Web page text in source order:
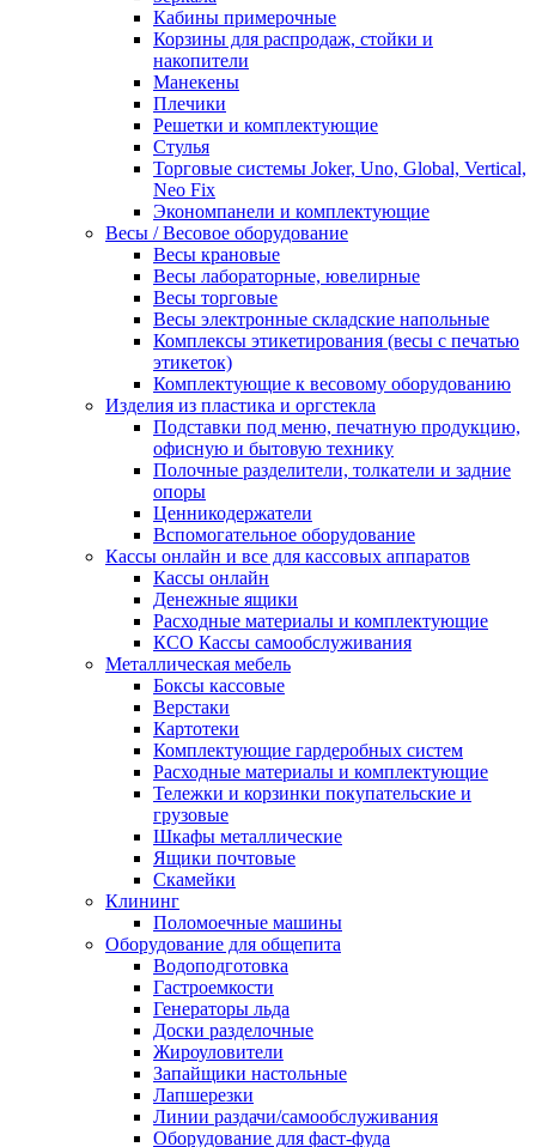
Кабины примерочные
Корзины для распродаж, стойки и
накопители
Манекены
Плечики
Решетки и комплектующие
Стулья
Торговые системы Joker, Uno, Global, Vertical,
Neo Fix
Экономпанели и комплектующие
Весы / Весовое оборудование
Весы крановые
Весы лабораторные, ювелирные
Весы торговые
Весы электронные складские напольные
Комплексы этикетирования (весы с печатью
этикеток)
Комплектующие к весовому оборудованию
Изделия из пластика и оргстекла
Подставки под меню, печатную продукцию,
офисную и бытовую технику
Полочные разделители, толкатели и задние
опоры
Ценникодержатели
Вспомогательное оборудование
Кассы онлайн и все для кассовых аппаратов
Кассы онлайн
Денежные ящики
Расходные материалы и комплектующие
КСО Кассы самообслуживания
Металлическая мебель
Боксы кассовые
Верстаки
Картотеки
Комплектующие гардеробных систем
Расходные материалы и комплектующие
Тележки и корзинки покупательские и
грузовые
Шкафы металлические
Ящики почтовые
Скамейки
Клининг
Поломоечные машины
Оборудование для общепита
Водоподготовка
Гастроемкости
Генераторы льда
Доски разделочные
Жироуловители
Запайщики настольные
Лапшерезки
Линии раздачи/самообслуживания
Оборудование для фаст-фуда